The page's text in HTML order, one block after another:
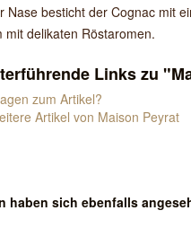
Nase besticht der Cognac mit
mit delikaten Röstaromen.
Links zu
zum Artikel?
Artikel von Maison Peyrat
haben sich ebenfalls